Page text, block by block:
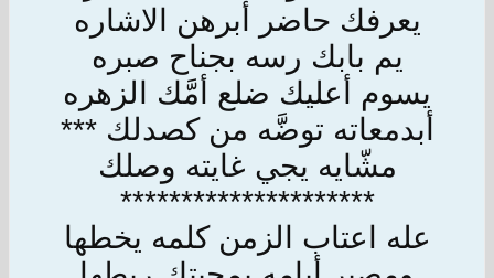
يعرفك حاضر أبرهن الاشاره
يم بابك رسه بجناح صبره
يسوم أعليك ضلع أمَّك الزهره
أبدمعاته توضَّه من كصدلك ***
مشّايه يجي غايته وصلك
*********************
عله اعتاب الزمن كلمه يخطها